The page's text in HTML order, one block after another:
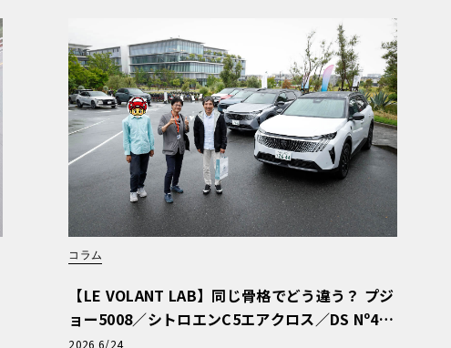
コラム
【LE VOLANT LAB】同じ骨格でどう違う？ プジ
ョー5008／シトロエンC5エアクロス／DS Nº4
読者一気乗りレポート
2026 6/24